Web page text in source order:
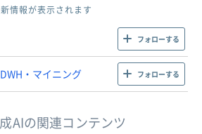
情報が表示されます
フォローする
・マイニング フォローする
AIの関連コンテンツ